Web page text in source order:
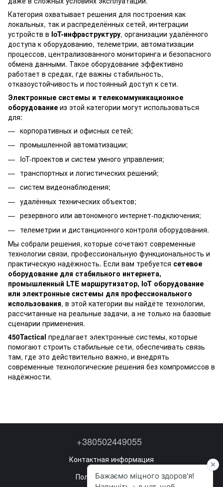
Категория охватывает решения для построения как
локальных, так и распределённых сетей, интеграции
устройств в IoT-инфраструктуру, организации удалённого
доступа к оборудованию, телеметрии, автоматизации
процессов, централизованного мониторинга и безопасного
обмена данными. Такое оборудование эффективно
работает в средах, где важны стабильность,
отказоустойчивость и постоянный доступ к сети.
Электронные системы и телекоммуникационное
оборудование из этой категории могут использоваться
для:
корпоративных и офисных сетей;
промышленной автоматизации;
IoT-проектов и систем умного управления;
транспортных и логистических решений;
систем видеонаблюдения;
удалённых технических объектов;
резервного или автономного интернет-подключения;
телеметрии и дистанционного контроля оборудования.
Мы собрали решения, которые сочетают современные
технологии связи, профессиональную функциональность и
практическую надёжность. Если вам требуется сетевое
оборудование для стабильного интернета,
промышленный LTE маршрутизатор, IoT оборудование
или электронные системы для профессионального
использования, в этой категории вы найдёте технологии,
рассчитанные на реальные задачи, а не только на базовые
сценарии применения.
450Tactical предлагает электронные системы, которые
помогают строить стабильные сети, обеспечивать связь
там, где это действительно важно, и внедрять
современные технологические решения без компромиссов в
надёжности.
+380502449055
Контактная информация
Полная версия сайта